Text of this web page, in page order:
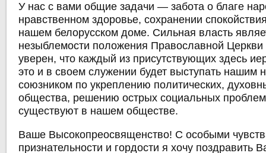
У нас с вами общие задачи — забота о благе
нравственном здоровье, сохранении
нашем белорусском доме. Сильная власть
незыблемости положения Православной
уверен, что каждый из присутствующих здесь
это и в своем служении будет выступать нашим
союзником по укреплению политических,
общества, решению острых социальных
существуют в нашем обществе.
Ваше Высокопреосвященство! С особыми
признательности и гордости я хочу поздравить